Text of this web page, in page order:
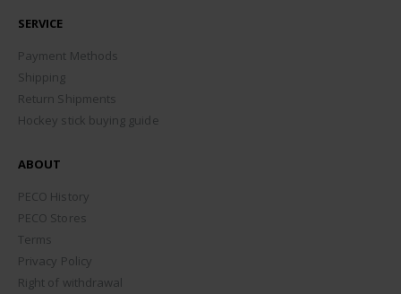
SERVICE
Payment Methods
Shipping
Return Shipments
Hockey stick buying guide
ABOUT
PECO History
PECO Stores
Terms
Privacy Policy
Right of withdrawal